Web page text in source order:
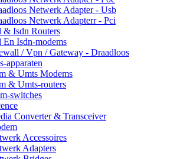
Netwerk Adapter - Usb
Netwerk Adapterr - Pci
& Isdn Routers
En Isdn-modems
/ Vpn / Gateway - Draadloos
apparaten
& Umts Modems
& Umts-routers
switches
Converter & Transceiver
Accessoires
Adapters